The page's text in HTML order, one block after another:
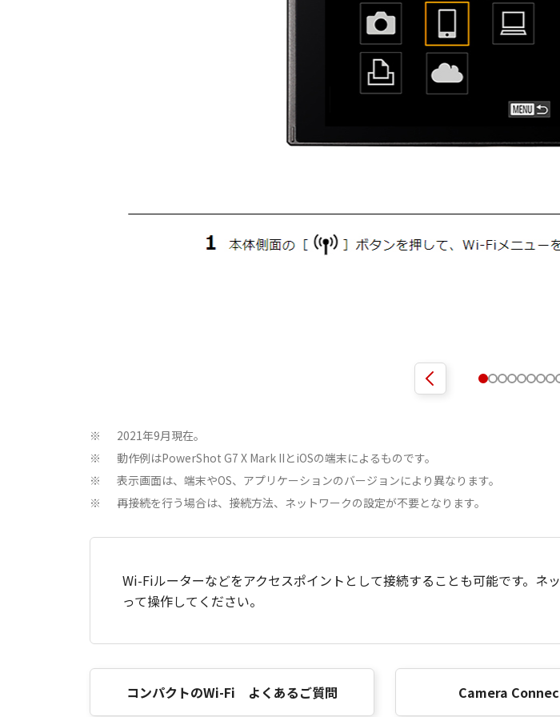
※ 2021年9月現在。
※ 動作例はPowerShot G7 X Mark IIとiOSの端末によるものです。
※ 表示画面は、端末やOS、アプリケーションのバージョンにより異なります。
※ 再接続を行う場合は、接続方法、ネットワークの設定が不要となります。
Wi-Fiルーターなどをアクセスポイントとして接続することも可能です。
って操作してください。
コンパクトのWi-Fi よくあるご質問 Camera